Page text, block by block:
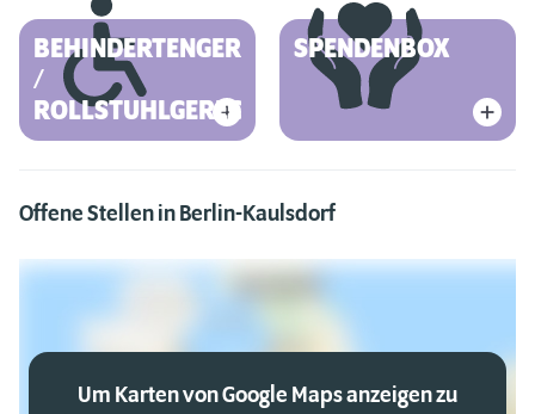
BEHINDERTENGERECHT
/
ROLLSTUHLGERECHT
SPENDENBOX
Offene Stellen in Berlin-Kaulsdorf
Um Karten von Google Maps anzeigen zu